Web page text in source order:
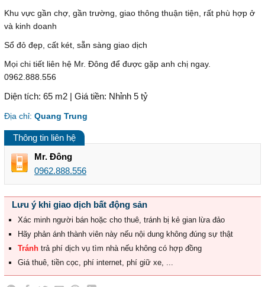
Khu vực gần chợ, gần trường, giao thông thuận tiện, rất phù hợp ở
và kinh doanh
Sổ đỏ đẹp, cất két, sẵn sàng giao dịch
Mọi chi tiết liên hệ Mr. Đông để được gặp anh chị ngay.
0962.888.556
Diện tích: 65 m2 | Giá tiền: Nhỉnh 5 tỷ
Địa chỉ: Quang Trung
Thông tin liên hệ
Mr. Đông
0962.888.556
Lưu ý khi giao dịch bất động sản
Xác minh người bán hoặc cho thuê, tránh bị kẻ gian lừa đảo
Hãy phản ánh thành viên này nếu nội dung không đúng sự thật
Tránh trả phí dịch vụ tìm nhà nếu không có hợp đồng
Giá thuê, tiền cọc, phí internet, phí giữ xe, ...